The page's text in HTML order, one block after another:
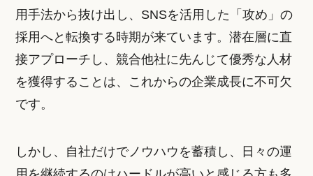
用手法から抜け出し、SNSを活用した「攻め」の
採用へと転換する時期が来ています。潜在層に直
接アプローチし、競合他社に先んじて優秀な人材
を獲得することは、これからの企業成長に不可欠
です。
しかし、自社だけでノウハウを蓄積し、日々の運